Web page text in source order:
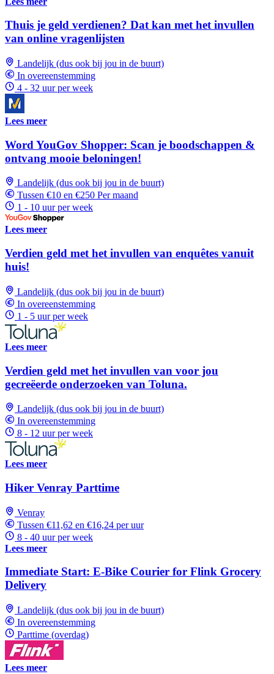
Thuis je geld verdienen? Dat kan met het invullen
van online vragenlijsten
Landelijk (dus ook bij jou in de buurt)
In overeenstemming
4 - 32 uur per week
Lees meer
Word YouGov Shopper: Scan je boodschappen &
ontvang mooie beloningen!
Landelijk (dus ook bij jou in de buurt)
Tussen €10 en €250 Per maand
1 - 10 uur per week
Lees meer
Verdien geld met het invullen van enquêtes vanuit
huis!
Landelijk (dus ook bij jou in de buurt)
In overeenstemming
1 - 5 uur per week
Lees meer
Verdien geld met het invullen van voor jou
gecreëerde onderzoeken van Toluna.
Landelijk (dus ook bij jou in de buurt)
In overeenstemming
8 - 12 uur per week
Lees meer
Hiker Venray Parttime
Venray
Tussen €11,62 en €16,24 per uur
8 - 40 uur per week
Lees meer
Immediate Start: E-Bike Courier for Flink Grocery
Delivery
Landelijk (dus ook bij jou in de buurt)
In overeenstemming
Parttime (overdag)
Lees meer